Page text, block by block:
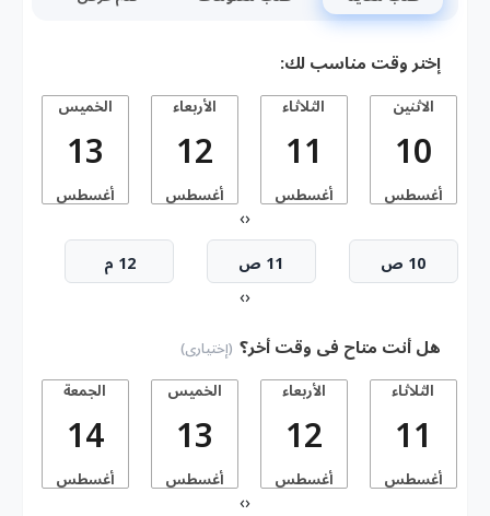
إختر وقت مناسب لك:
الاثنين
10
أغسطس
الثلاثاء
11
أغسطس
الأربعاء
12
أغسطس
الخميس
13
أغسطس
‹
›
10 ص 11 ص 12 م
‹
›
هل أنت متاح فى وقت أخر؟ (إختيارى)
الثلاثاء
11
أغسطس
الأربعاء
12
أغسطس
الخميس
13
أغسطس
الجمعة
14
أغسطس
‹
›